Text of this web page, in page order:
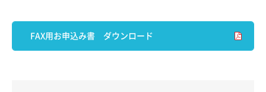
FAX用お申込み書 ダウンロード